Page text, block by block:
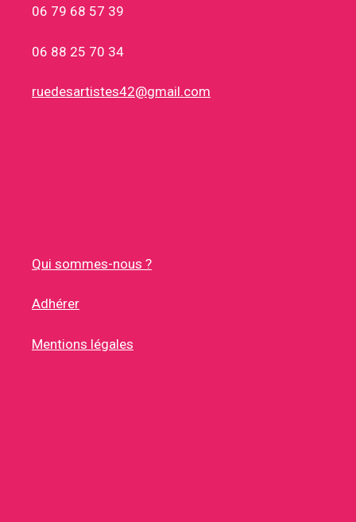
06 79 68 57 39
06 88 25 70 34
ruedesartistes42@gmail.com
Qui sommes-nous ?
Adhérer
Mentions légales